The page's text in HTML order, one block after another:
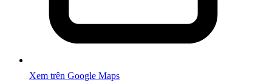
Xem trên Google Maps